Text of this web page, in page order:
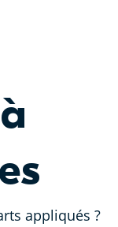
appliqués ?